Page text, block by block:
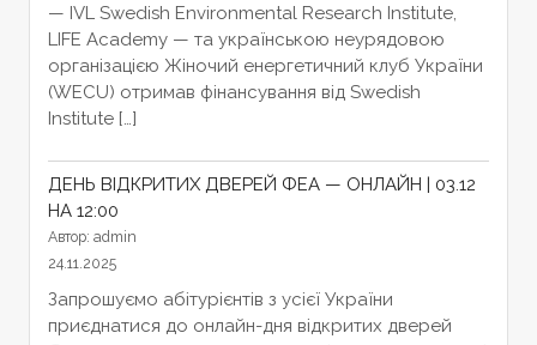
— IVL Swedish Environmental Research Institute,
LIFE Academy — та українською неурядовою
організацією Жіночий енергетичний клуб України
(WECU) отримав фінансування від Swedish
Institute […]
ДЕНЬ ВІДКРИТИХ ДВЕРЕЙ ФЕА — ОНЛАЙН | 03.12
НА 12:00
Автор: admin
24.11.2025
Запрошуємо абітурієнтів з усієї України
приєднатися до онлайн-дня відкритих дверей